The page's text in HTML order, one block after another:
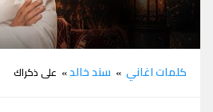
كلمات اغاني » سند خالد» على ذكراك